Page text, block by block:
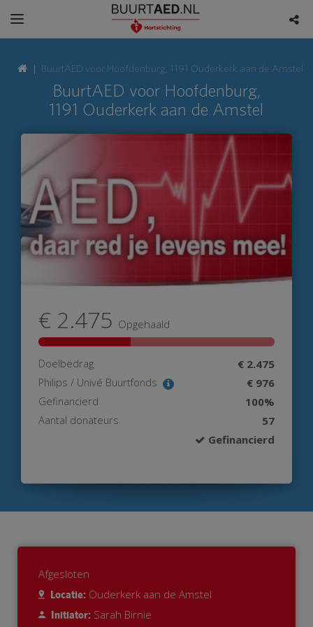
BuurtAED voor Hoofdenburg, 1191 Ouderkerk aan de Amstel
BuurtAED voor Hoofdenburg,
1191 Ouderkerk aan de Amstel
€ 2.475 Opgehaald
Doelbedrag € 2.475
Philips / Univé Buurtfonds € 976
Gefinancierd 100%
Aantal donateurs
57
Gefinancierd
Afgesloten
Locatie: Ouderkerk aan de Amstel
Initiator: Sarah Birnie